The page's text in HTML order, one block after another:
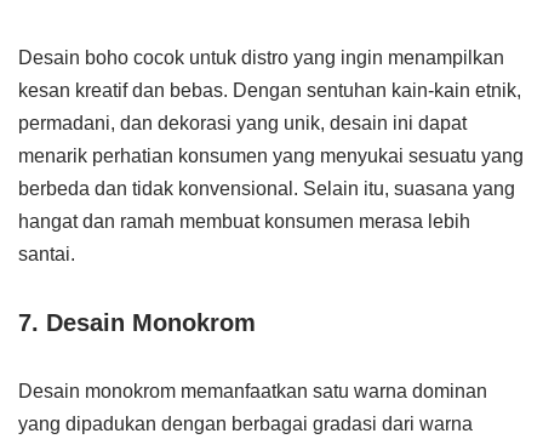
Desain boho cocok untuk distro yang ingin menampilkan
kesan kreatif dan bebas. Dengan sentuhan kain-kain etnik,
permadani, dan dekorasi yang unik, desain ini dapat
menarik perhatian konsumen yang menyukai sesuatu yang
berbeda dan tidak konvensional. Selain itu, suasana yang
hangat dan ramah membuat konsumen merasa lebih
santai.
7. Desain Monokrom
Desain monokrom memanfaatkan satu warna dominan
yang dipadukan dengan berbagai gradasi dari warna